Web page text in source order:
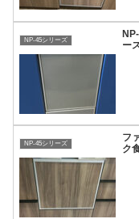
NP-45シリーズ
ー
NP-45シリーズ
フ
ク